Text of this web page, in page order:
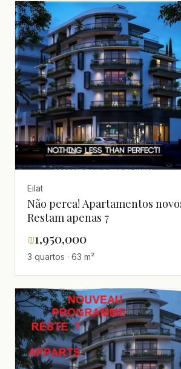
Eilat
Não perca! Apartamentos
Restam apenas 7
₪1,950,000
3 quartos · 63 m²